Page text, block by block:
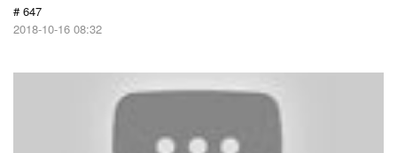
# 647
2018-10-16 08:32